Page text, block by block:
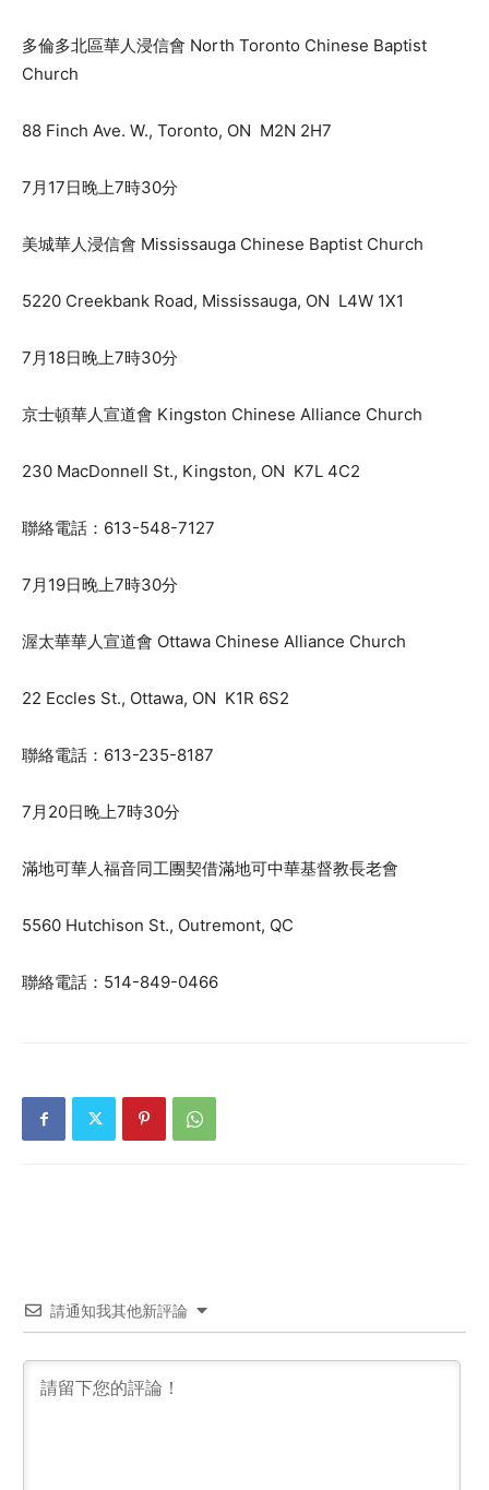
多倫多北區華人浸信會 North Toronto Chinese Baptist
Church
88 Finch Ave. W., Toronto, ON M2N 2H7
7月17日晚上7時30分
美城華人浸信會 Mississauga Chinese Baptist Church
5220 Creekbank Road, Mississauga, ON L4W 1X1
7月18日晚上7時30分
京士頓華人宣道會 Kingston Chinese Alliance Church
230 MacDonnell St., Kingston, ON K7L 4C2
聯絡電話：613-548-7127
7月19日晚上7時30分
渥太華華人宣道會 Ottawa Chinese Alliance Church
22 Eccles St., Ottawa, ON K1R 6S2
聯絡電話：613-235-8187
7月20日晚上7時30分
滿地可華人福音同工團契借滿地可中華基督教長老會
5560 Hutchison St., Outremont, QC
聯絡電話：514-849-0466
請通知我其他新評論